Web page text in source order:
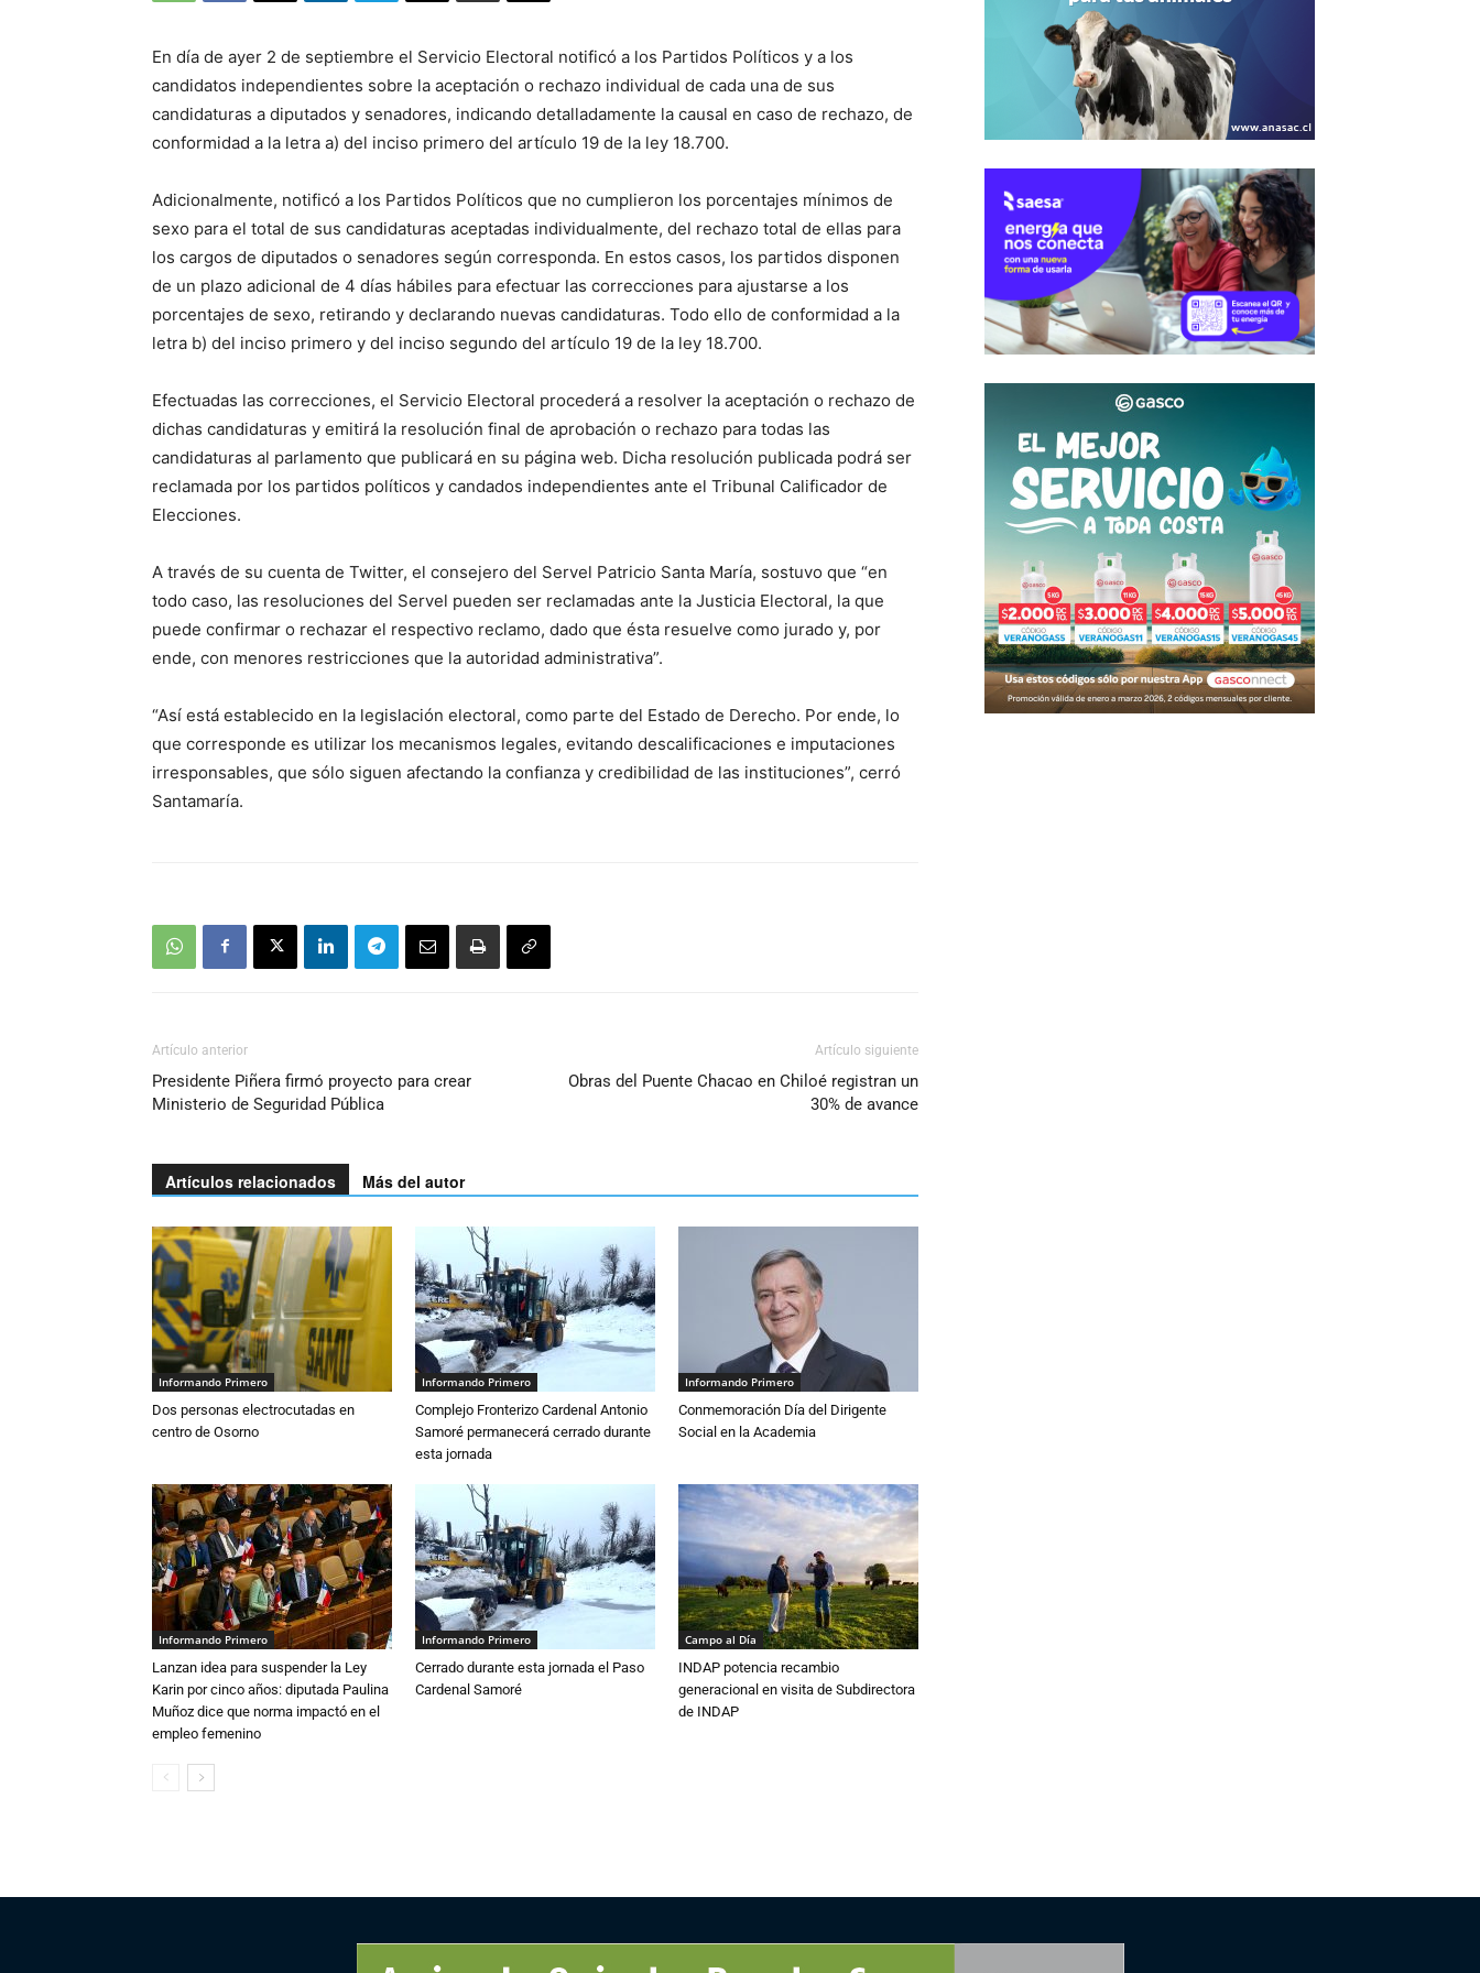
En día de ayer 2 de septiembre el Servicio Electoral notificó a los Partidos Políticos y a los
candidatos independientes sobre la aceptación o rechazo individual de cada una de sus
candidaturas a diputados y senadores, indicando detalladamente la causal en caso de rechazo, de
conformidad a la letra a) del inciso primero del artículo 19 de la ley 18.700.
Adicionalmente, notificó a los Partidos Políticos que no cumplieron los porcentajes mínimos de
sexo para el total de sus candidaturas aceptadas individualmente, del rechazo total de ellas para
los cargos de diputados o senadores según corresponda. En estos casos, los partidos disponen
de un plazo adicional de 4 días hábiles para efectuar las correcciones para ajustarse a los
porcentajes de sexo, retirando y declarando nuevas candidaturas. Todo ello de conformidad a la
letra b) del inciso primero y del inciso segundo del artículo 19 de la ley 18.700.
Efectuadas las correcciones, el Servicio Electoral procederá a resolver la aceptación o rechazo de
dichas candidaturas y emitirá la resolución final de aprobación o rechazo para todas las
candidaturas al parlamento que publicará en su página web. Dicha resolución publicada podrá ser
reclamada por los partidos políticos y candados independientes ante el Tribunal Calificador de
Elecciones.
A través de su cuenta de Twitter, el consejero del Servel Patricio Santa María, sostuvo que “en
todo caso, las resoluciones del Servel pueden ser reclamadas ante la Justicia Electoral, la que
puede confirmar o rechazar el respectivo reclamo, dado que ésta resuelve como jurado y, por
ende, con menores restricciones que la autoridad administrativa”.
“Así está establecido en la legislación electoral, como parte del Estado de Derecho. Por ende, lo
que corresponde es utilizar los mecanismos legales, evitando descalificaciones e imputaciones
irresponsables, que sólo siguen afectando la confianza y credibilidad de las instituciones”, cerró
Santamaría.
Artículo anterior
Presidente Piñera firmó proyecto para crear
Ministerio de Seguridad Pública
Artículo siguiente
Obras del Puente Chacao en Chiloé registran un
30% de avance
Artículos relacionados Más del autor
Informando Primero
Dos personas electrocutadas en
centro de Osorno
Informando Primero
Complejo Fronterizo Cardenal Antonio
Samoré permanecerá cerrado durante
esta jornada
Informando Primero
Conmemoración Día del Dirigente
Social en la Academia
Informando Primero
Lanzan idea para suspender la Ley
Karin por cinco años: diputada Paulina
Muñoz dice que norma impactó en el
empleo femenino
Informando Primero
Cerrado durante esta jornada el Paso
Cardenal Samoré
Campo al Día
INDAP potencia recambio
generacional en visita de Subdirectora
de INDAP